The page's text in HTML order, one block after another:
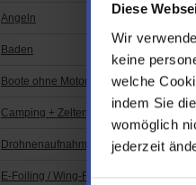
Diese
Wir
keine
welche
indem Sie
womöglich
jederzeit
Angeln
Baden
Boote ohne Motor
Camping + Zelten
Drohnenaufnahmen
E-Foiling / Wing-Foiling